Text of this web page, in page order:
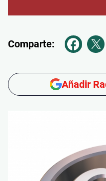
Comparte:
Añadir